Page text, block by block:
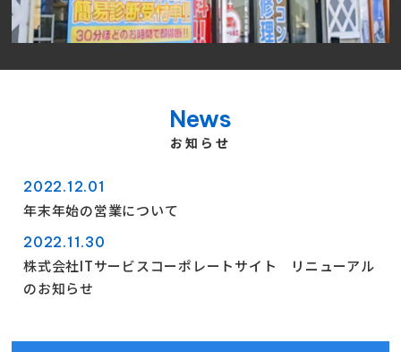
News
お知らせ
2022.12.01
年末年始の営業について
2022.11.30
株式会社ITサービスコーポレートサイト リニューアル
のお知らせ